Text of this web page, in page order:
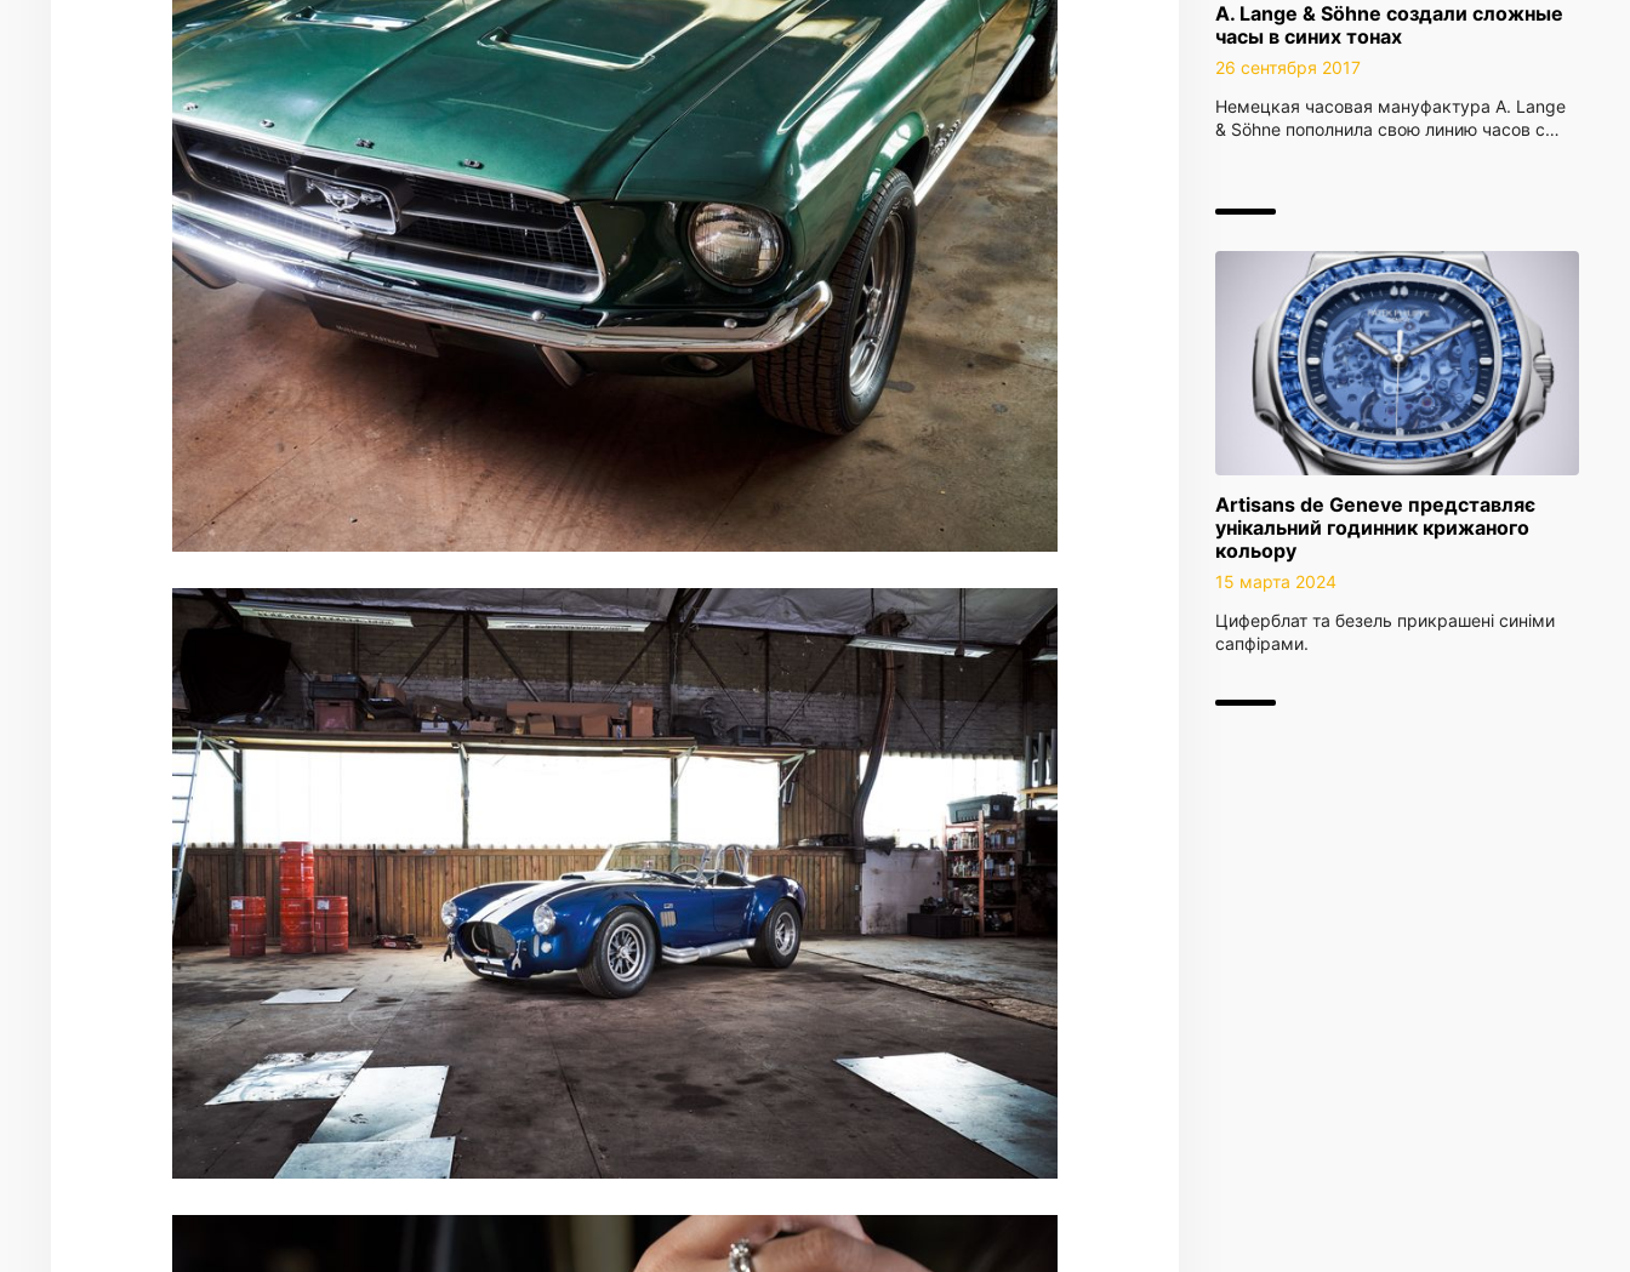
A. Lange & Söhne создали сложные
часы в синих тонах
26 сентября 2017
Немецкая часовая мануфактура A. Lange
& Söhne пополнила свою линию часов с…
Artisans de Geneve представляє
унікальний годинник крижаного
кольору
15 марта 2024
Циферблат та безель прикрашені синіми
сапфірами.